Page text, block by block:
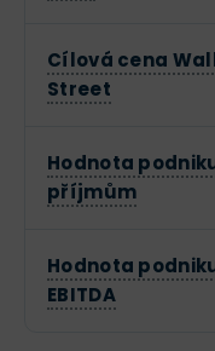
Cílová cena
Street
Hodnota
příjmům
Hodnota
EBITDA